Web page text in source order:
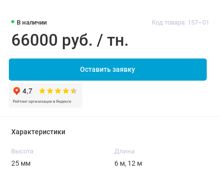
В наличии Код товара: 157~01
66000 руб. / тн.
Оставить заявку
Характеристики
Высота
25 мм
Длина
6 м, 12 м